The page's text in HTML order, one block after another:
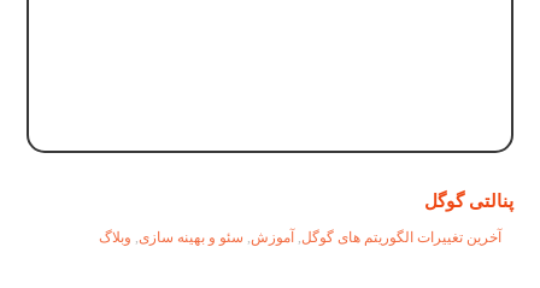
پنالتی گوگل
آخرین تغییرات الگوریتم های گوگل, آموزش, سئو و بهینه سازی, وبلاگ